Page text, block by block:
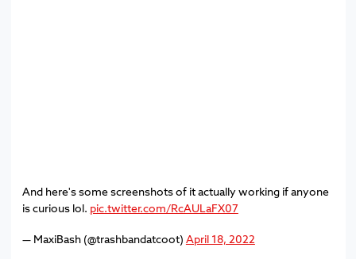
And here's some screenshots of it actually working if anyone
is curious lol. pic.twitter.com/RcAULaFX07
— MaxiBash (@trashbandatcoot) April 18, 2022